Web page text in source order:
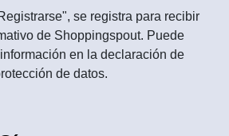
se registra para recibir
de Shoppingspout. Puede
en la declaración de
de datos.